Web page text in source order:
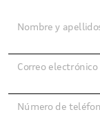
Nombre y
Correo electrónico
Número de